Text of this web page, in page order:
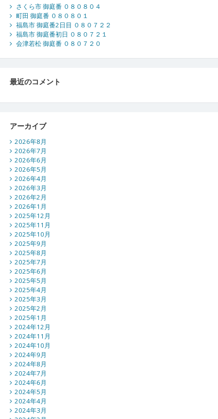
さくら市 御庭番 ０８０８０４
町田 御庭番 ０８０８０１
福島市 御庭番2日目 ０８０７２２
福島市 御庭番初日 ０８０７２１
会津若松 御庭番 ０８０７２０
最近のコメント
アーカイブ
2026年8月
2026年7月
2026年6月
2026年5月
2026年4月
2026年3月
2026年2月
2026年1月
2025年12月
2025年11月
2025年10月
2025年9月
2025年8月
2025年7月
2025年6月
2025年5月
2025年4月
2025年3月
2025年2月
2025年1月
2024年12月
2024年11月
2024年10月
2024年9月
2024年8月
2024年7月
2024年6月
2024年5月
2024年4月
2024年3月